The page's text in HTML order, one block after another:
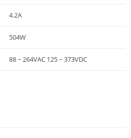
4.2A
504W
88 ~ 264VAC 125 ~ 373VDC